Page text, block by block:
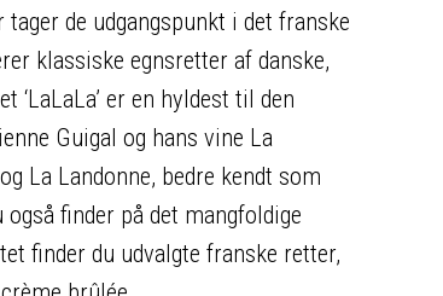
de udgangspunkt i det franske
klassiske egnsretter af danske,
‘LaLaLa’ er en hyldest til den
Guigal og hans vine La
La Landonne, bedre kendt som
også finder på det mangfoldige
finder du udvalgte franske retter,